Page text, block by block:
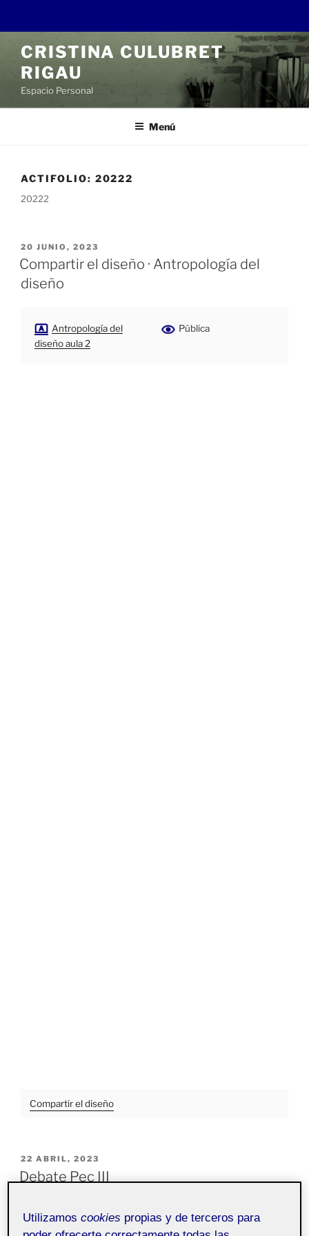
contenido
CRISTINA CULUBRET
RIGAU
Espacio Personal
Menú
ACTIFOLIO: 20222
20222
PUBLICADO
EL
20 JUNIO, 2023
Compartir el diseño · Antropología del
diseño
Antropología del
diseño aula 2
Pública
Compartir el diseño
PUBLICADO
EL
22 ABRIL, 2023
Debate Pec III
Proyecto III.
Pública
Utilizamoscookies propias y de terceros para